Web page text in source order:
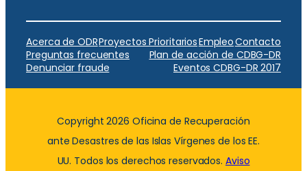
Acerca de ODRProyectos PrioritariosEmpleoContacto
Preguntas frecuentes
Plan de acción de CDBG-DR
Denunciar fraude
Eventos CDBG-DR 2017
Copyright 2026 Oficina de Recuperación
ante Desastres de las Islas Vírgenes de los EE.
UU. Todos los derechos reservados. Aviso